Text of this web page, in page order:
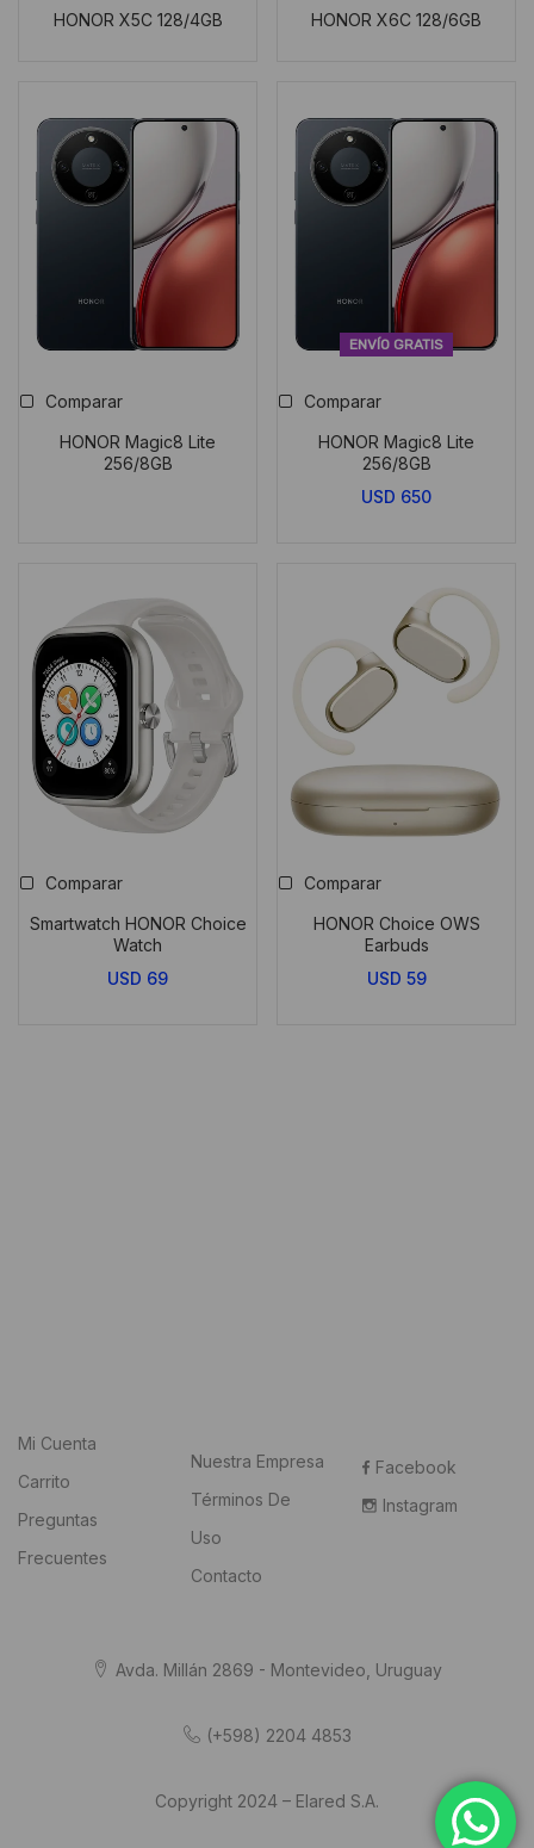
HONOR X5C 128/4GB
HONOR X6C 128/6GB
Comparar
HONOR Magic8 Lite
256/8GB
ENVÍO GRATIS
Comparar
HONOR Magic8 Lite
256/8GB
USD 650
Comparar
Smartwatch HONOR Choice
Watch
USD 69
Comparar
HONOR Choice OWS
Earbuds
USD 59
Mi Cuenta
Carrito
Preguntas
Frecuentes
Nuestra Empresa
Términos De
Uso
Contacto
Facebook
Instagram
Avda. Millán 2869 - Montevideo, Uruguay
(+598) 2204 4853
Copyright 2024 – Elared S.A.